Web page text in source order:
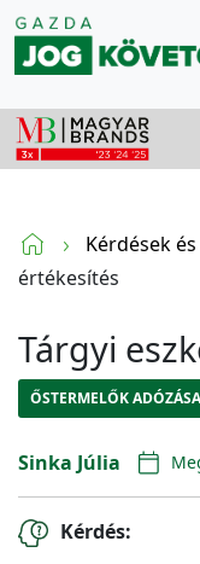
Kérdések
értékesítés
Tárgyi
ŐSTERMELŐK ADÓZÁSA
Sinka Júlia
Kérdés: